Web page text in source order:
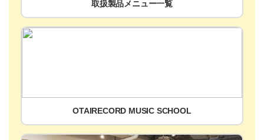
取扱製品メニュー一覧
OTAIRECORD MUSIC SCHOOL